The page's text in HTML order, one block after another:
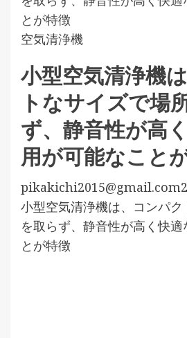
空気清浄機
小型空気清浄機
トなサイズで場
ず、静音性が高
用が可能なこと
pikakichi2015@gmail.com
小型空気清浄機は、コンパ
を取らず、静音性が高く快適
とが特徴